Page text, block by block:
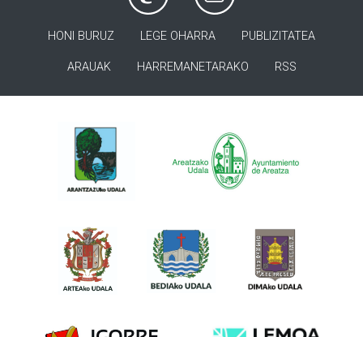
HONI BURUZ LEGE OHARRA PUBLIZITATEA
ARAUAK HARREMANETARAKO RSS